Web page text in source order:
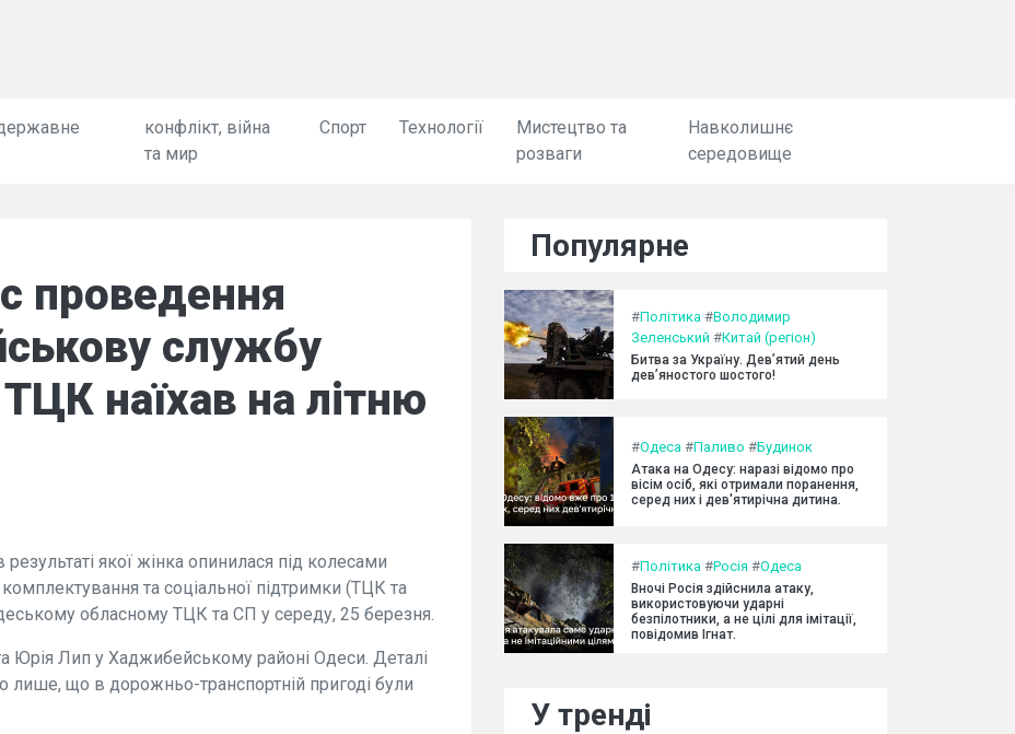
конфлікт, війна
та мир
Спорт Технології
Мистецтво та
розваги
Навколишнє
середовище
проведення
службу
наїхав на літню
якої жінка опинилася під колесами
та соціальної підтримки (ТЦК та
обласному ТЦК та СП у середу, 25 березня.
Юрія Лип у Хаджибейському районі Одеси. Деталі
що в дорожньо-транспортній пригоді були
Популярне
#Політика #Володимир
Зеленський #Китай (регіон)
Битва за Україну. Дев’ятий день
дев’яностого шостого!
#Одеса #Паливо #Будинок
Атака на Одесу: наразі відомо про
вісім осіб, які отримали поранення,
серед них і дев'ятирічна дитина.
#Політика #Росія #Одеса
Вночі Росія здійснила атаку,
використовуючи ударні
безпілотники, а не цілі для імітації,
повідомив Ігнат.
У тренді